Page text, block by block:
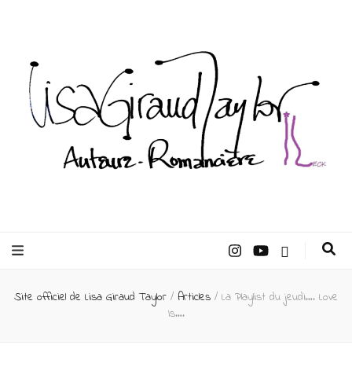
Taylor –
Auteur
Site officiel de Lisa Giraud Taylor / Articles / La Playlist du jeudi…. Love
Is….